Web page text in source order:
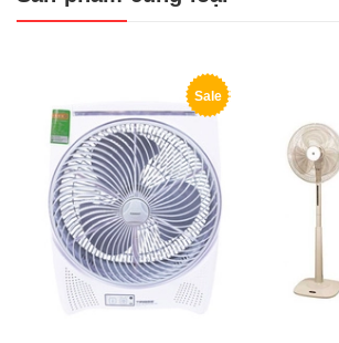
Sale